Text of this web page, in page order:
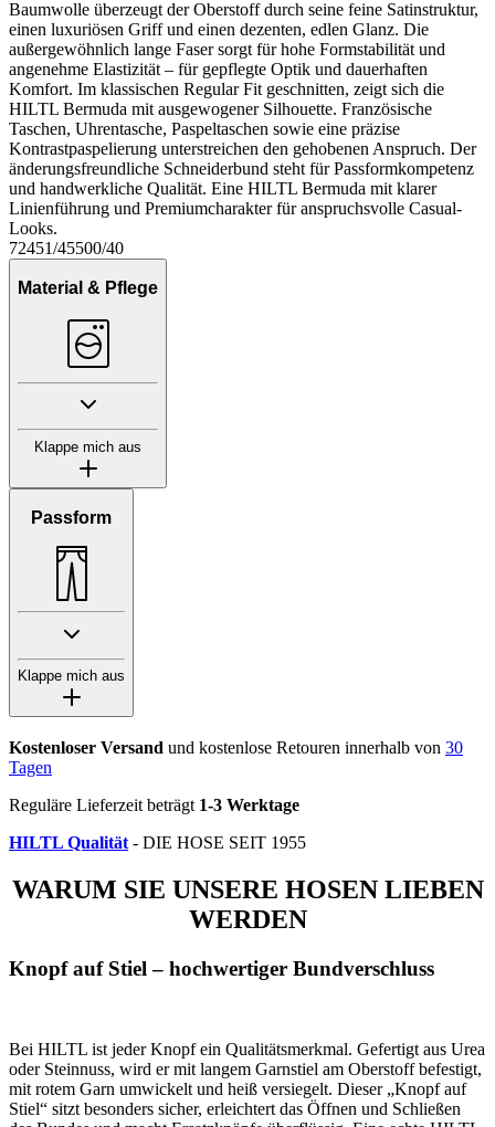
Baumwolle überzeugt der Oberstoff durch seine feine Satinstruktur,
einen luxuriösen Griff und einen dezenten, edlen Glanz. Die
außergewöhnlich lange Faser sorgt für hohe Formstabilität und
angenehme Elastizität – für gepflegte Optik und dauerhaften
Komfort. Im klassischen Regular Fit geschnitten, zeigt sich die
HILTL Bermuda mit ausgewogener Silhouette. Französische
Taschen, Uhrentasche, Paspeltaschen sowie eine präzise
Kontrastpaspelierung unterstreichen den gehobenen Anspruch. Der
änderungsfreundliche Schneiderbund steht für Passformkompetenz
und handwerkliche Qualität. Eine HILTL Bermuda mit klarer
Linienführung und Premiumcharakter für anspruchsvolle Casual-
Looks.
72451/45500/40
Material & Pflege
Klappe mich aus
Passform
Klappe mich aus
Kostenloser Versand und kostenlose Retouren innerhalb von 30
Tagen
Reguläre Lieferzeit beträgt 1-3 Werktage
HILTL Qualität - DIE HOSE SEIT 1955
WARUM SIE UNSERE HOSEN LIEBEN
WERDEN
Knopf auf Stiel – hochwertiger Bundverschluss
Bei HILTL ist jeder Knopf ein Qualitätsmerkmal. Gefertigt aus Urea
oder Steinnuss, wird er mit langem Garnstiel am Oberstoff befestigt,
mit rotem Garn umwickelt und heiß versiegelt. Dieser „Knopf auf
Stiel“ sitzt besonders sicher, erleichtert das Öffnen und Schließen